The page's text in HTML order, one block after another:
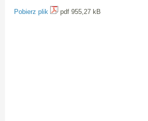
Pobierz plik pdf 955,27 kB